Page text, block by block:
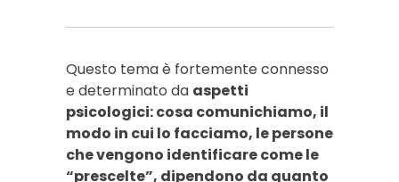
Questo tema è fortemente connesso
e determinato da aspetti
psicologici: cosa comunichiamo, il
modo in cui lo facciamo, le persone
che vengono identificare come le
“prescelte”, dipendono da quanto